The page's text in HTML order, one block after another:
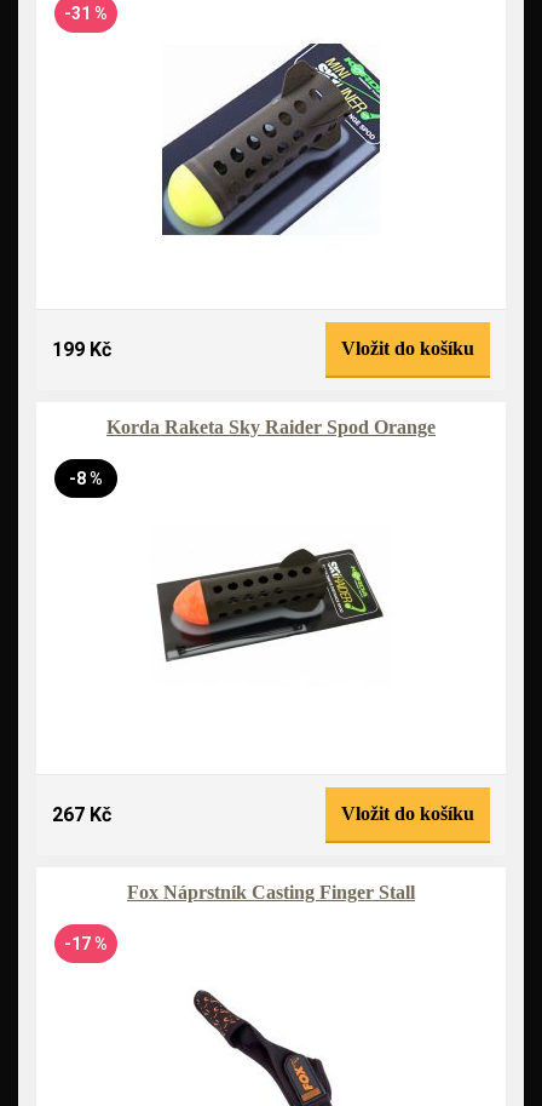
-31 %
199 Kč Vložit do košíku
Korda Raketa Sky Raider Spod Orange
-8 %
267 Kč Vložit do košíku
Fox Náprstník Casting Finger Stall
-17 %